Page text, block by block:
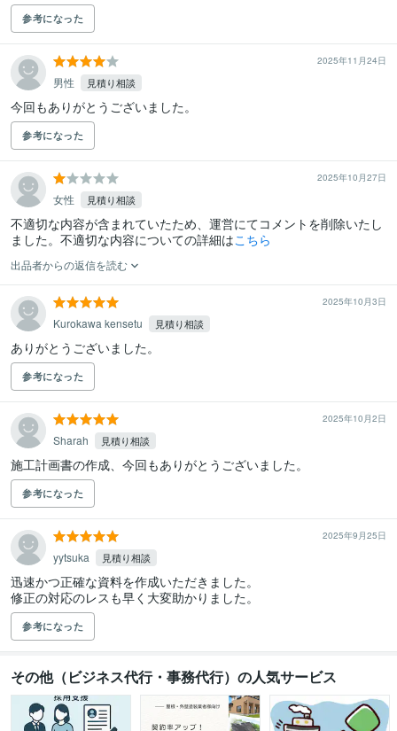
参考になった
2025年11月24日
男性 見積り相談
今回もありがとうございました。
参考になった
2025年10月27日
女性 見積り相談
不適切な内容が含まれていたため、運営にてコメントを削除いたし
ました。不適切な内容についての詳細はこちら
出品者からの返信を読む
2025年10月3日
Kurokawa kensetu 見積り相談
ありがとうございました。
参考になった
2025年10月2日
Sharah 見積り相談
施工計画書の作成、今回もありがとうございました。
参考になった
2025年9月25日
yytsuka 見積り相談
迅速かつ正確な資料を作成いただきました。
修正の対応のレスも早く大変助かりました。
参考になった
その他（ビジネス代行・事務代行）の人気サービス